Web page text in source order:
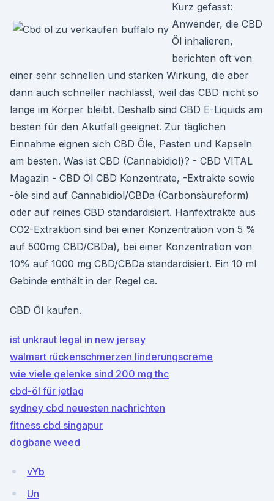
Kurz gefasst:
Anwender, die CBD
Öl inhalieren,
berichten oft von
einer sehr schnellen und starken Wirkung, die aber
dann auch schneller nachlässt, weil das CBD nicht so
lange im Körper bleibt. Deshalb sind CBD E-Liquids am
besten für den Akutfall geeignet. Zur täglichen
Einnahme eignen sich CBD Öle, Pasten und Kapseln
am besten. Was ist CBD (Cannabidiol)? - CBD VITAL
Magazin - CBD Öl CBD Konzentrate, -Extrakte sowie
-öle sind auf Cannabidiol/CBDa (Carbonsäureform)
oder auf reines CBD standardisiert. Hanfextrakte aus
CO2-Extraktion sind bei einer Konzentration von 5 %
auf 500mg CBD/CBDa), bei einer Konzentration von
10% auf 1000 mg CBD/CBDa standardisiert. Ein 10 ml
Gebinde enthält in der Regel ca.
CBD Öl kaufen.
ist unkraut legal in new jersey
walmart rückenschmerzen linderungscreme
wie viele gelenke sind 200 mg thc
cbd-öl für jetlag
sydney cbd neuesten nachrichten
fitness cbd singapur
dogbane weed
vYb
Un